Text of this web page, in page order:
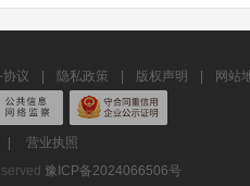
协议 隐私政策 版权声明 网站
营业执照
豫ICP备2024066506号